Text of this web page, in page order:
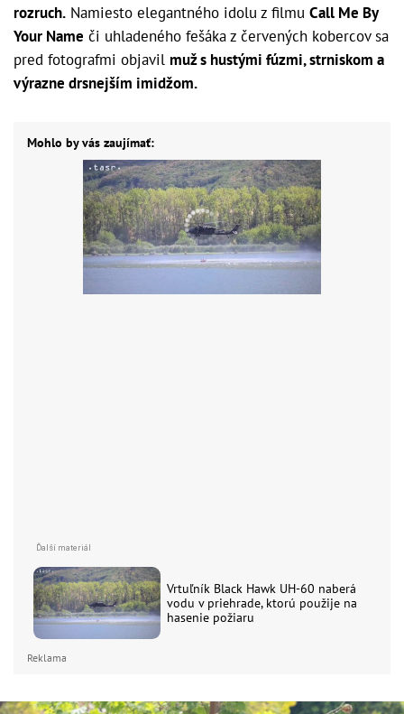
rozruch. Namiesto elegantného idolu z filmu Call Me By
Your Name či uhladeného fešáka z červených kobercov sa
pred fotografmi objavil muž s hustými fúzmi, strniskom a
výrazne drsnejším imidžom.
Mohlo by vás zaujímať:
Vrtuľník Black Hawk UH-60 naberá
vodu v priehrade, ktorú použije na
hasenie požiaru
Reklama